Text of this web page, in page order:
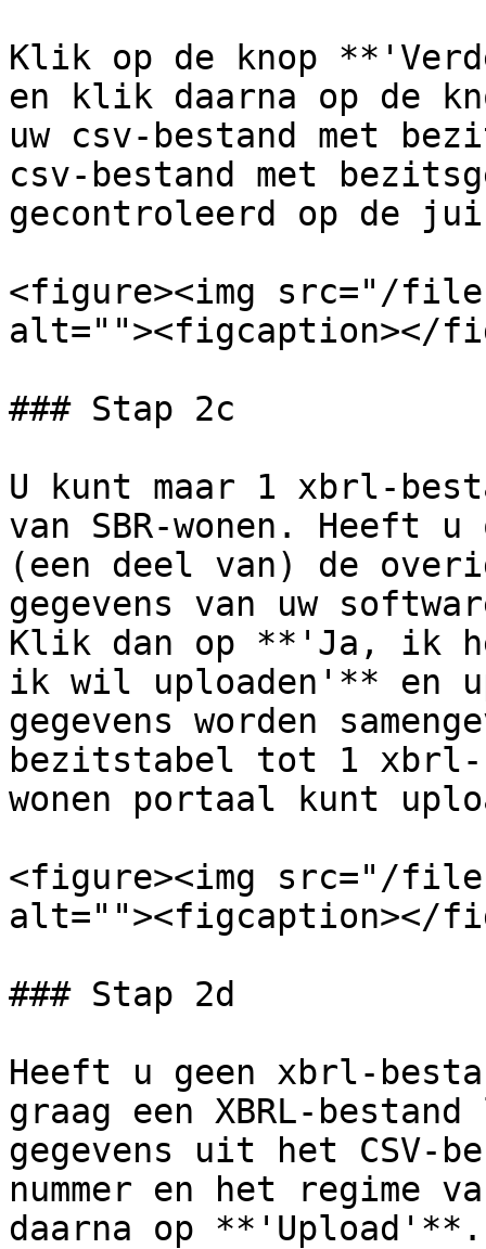
Klik op de knop
en klik daarna op de
uw csv-bestand met
csv-bestand met
gecontroleerd op de
<figure><img src="/
alt=""><figcaption></
### Stap 2c
U kunt maar 1 xbrl-
van SBR-wonen. Heeft
(een deel van) de
gegevens van uw
Klik dan op **'Ja, ik
ik wil uploaden'** en
gegevens worden
bezitstabel tot 1 xbrl-
wonen portaal kunt
<figure><img src="/files/
alt=""><figcaption></
### Stap 2d
Heeft u geen xbrl-
graag een XBRL-
gegevens uit het CSV-
nummer en het regime
daarna op **'Upload'**.